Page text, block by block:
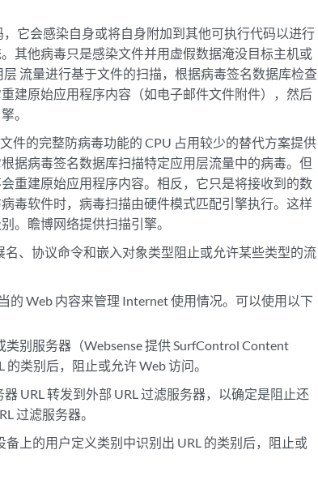
它会感染自身或将自身附加到其他可执行代码以进行
其他病毒只是感染文件并用虚假数据淹没目标主机或
层 流量进行基于文件的扫描，根据病毒签名数据库检查
建原始应用程序内容（如电子邮件文件附件），然后
。
件的完整防病毒功能的 CPU 占用较少的替代方案提供
据病毒签名数据库扫描特定应用层流量中的病毒。但
重建原始应用程序内容。相反，它只是将接收到的数
毒软件时，病毒扫描由硬件模式匹配引擎执行。这样
。瞻博网络提供扫描引擎。
、协议命令和嵌入对象类型阻止或允许某些类型的流
的 Web 内容来管理 Internet 使用情况。可以使用以下
别服务器（Websense 提供 SurfControl Content
类别后，阻止或允许 Web 访问。
URL 转发到外部 URL 过滤服务器，以确定是阻止还
过滤服务器。
上的用户定义类别中识别出 URL 的类别后，阻止或